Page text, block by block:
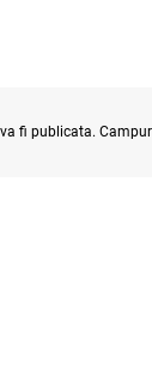
fi publicata.